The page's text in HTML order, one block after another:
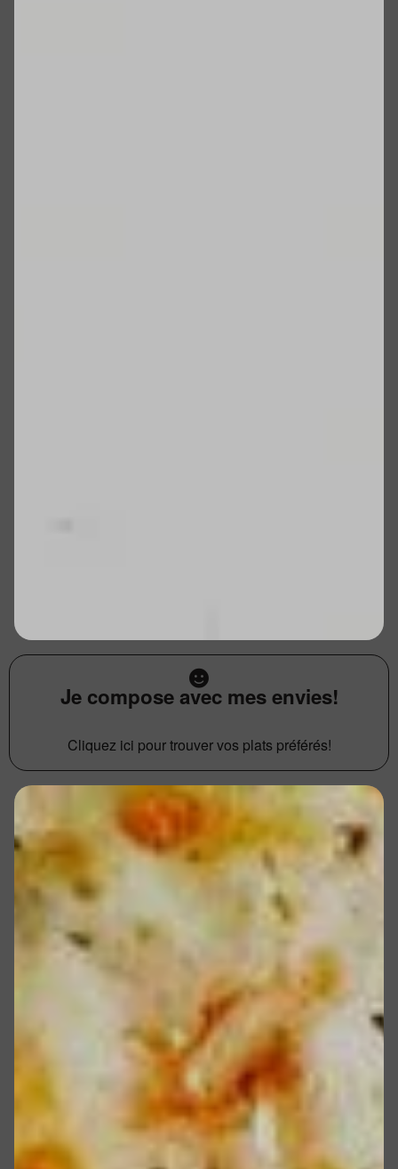
Je compose avec mes envies!
Cliquez ici pour trouver vos plats préférés!